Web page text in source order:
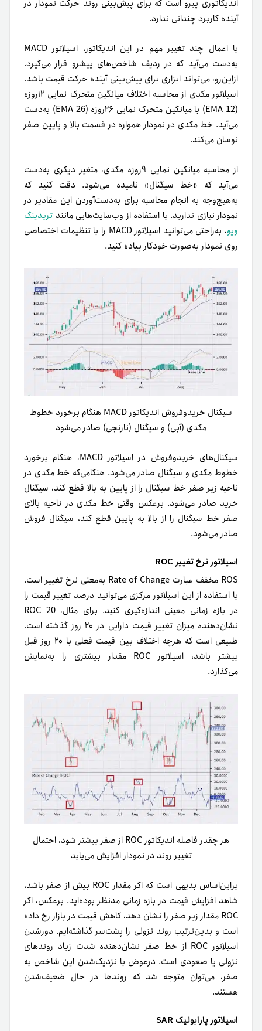
اندیکاتوری پیرو است که برای پیش‌بینی روند حرکت نمودار در
آینده کاربرد چندانی ندارد.
با اعمال چند تغییر مهم در این اندیکاتور، اسیلاتور MACD
به‌دست می‌آید که در ردیف شاخص‌های پیشرو قرار می‌گیرد.
ازاین‌رو، می‌تواند ابزاری برای پیش‌بینی آینده حرکت قیمت باشد.
اسیلاتور مکدی از محاسبه اختلاف میانگین متحرک نمایی ۱۲روزه
(EMA 12) با میانگین متحرک نمایی ۲۶روزه (EMA 26) به‌دست
می‌آید. خط مکدی در نمودار همواره در قسمت بالا و پایین صفر
نوسان می‌کند.
از محاسبه میانگین نمایی ۹روزه مکدی، متغیر دیگری به‌دست
می‌آید که «خط سیگنال» نامیده می‌شود. دقت کنید که
به‌هیچ‌وجه به انجام محاسبه برای به‌دست‌آوردن این مقادیر در
نمودار نیازی ندارید. با استفاده از وب‌سایت‌هایی مانند تریدینگ
ویو
، به‌راحتی می‌توانید اسیلاتور MACD را با تنظیمات اختصاصی
روی نمودار به‌صورت خودکار پیاده کنید.
سیگنال خریدوفروش اندیکاتور MACD هنگام برخورد خطوط
مکدی (آبی) و سیگنال (نارنجی) صادر می‌شود
سیگنال‌های خریدوفروش در اسیلاتور MACD، هنگام برخورد
خطوط مکدی و سیگنال صادر می‌شود. هنگامی‌که خط مکدی در
ناحیه زیر صفر خط سیگنال را از پایین به بالا قطع کند، سیگنال
خرید صادر می‌شود. برعکس وقتی خط مکدی در ناحیه بالای
صفر خط سیگنال را از بالا به پایین قطع کند، سیگنال فروش
صادر می‌شود.
اسیلاتور نرخ تغییر ROC
ROS مخفف عبارت Rate of Change به‌معنی نرخ تغییر است.
با استفاده از این اسیلاتور مرکزی می‌توانید درصد تغییر قیمت را
در بازه زمانی معینی اندازه‌گیری کنید. برای مثال، ROC 20
نشان‌دهنده میزان تغییر قیمت دارایی در ۲۰ روز گذشته است.
طبیعی است که هر‌چه اختلاف بین قیمت فعلی با ۲۰ روز قبل
بیشتر باشد، اسیلاتور ROC مقدار بیشتری را به‌نمایش
می‌گذارد.
هر چقدر فاصله اندیکاتور ROC از صفر بیشتر شود، احتمال
تغییر روند در نمودار افزایش می‌یابد
بر‌این‌اساس بدیهی است که اگر مقدار ROC بیش از صفر باشد،
شاهد افزایش قیمت در بازه زمانی مدنظر بوده‌اید. برعکس، اگر
ROC مقدار زیر صفر را نشان دهد، کاهش قیمت در بازار رخ داده
است و بدین‌ترتیب روند نزولی را پشت‌سر گذاشته‌ایم. دور‌شدن
اسیلاتور ROC از خط صفر نشان‌دهنده شدت زیاد روندهای
نزولی یا صعودی است. در‌عوض با نزدیک‌شدن این شاخص به
صفر، می‌توان متوجه شد که روند‌ها در حال ضعیف‌شدن
هستند.
اسیلاتور پارابولیک SAR